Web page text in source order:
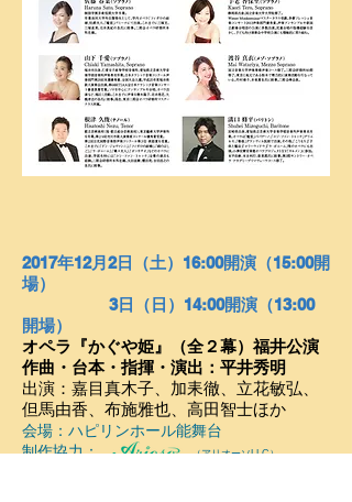
2017年12月2日（土）16:00開演（15:00開
場）
3日（日）14:00開演（13:00
開場）
オペラ『かぐや姫』（全２幕）福井公演
作曲・台本・指揮・演出 ：平井秀明
出演：嘉目真木子、加耒徹、立花敏弘、
但馬由香、布施雅也、高田智士ほか
会場：ハピリンホール能舞台
制作協力：（アリオーソLLC）